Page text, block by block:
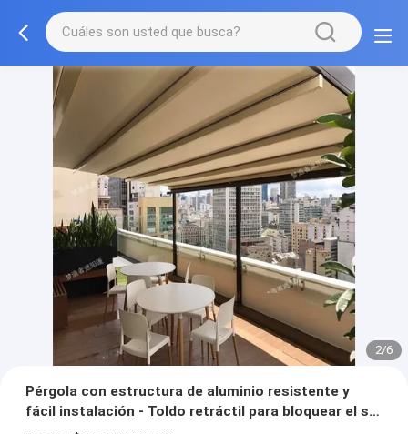
2/6
Pérgola con estructura de aluminio resistente y
fácil instalación - Toldo retráctil para bloquear el sol